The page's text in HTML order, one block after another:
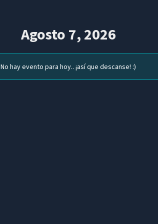
Agosto 7, 2026
No hay evento para hoy.. ¡así que descanse! :)